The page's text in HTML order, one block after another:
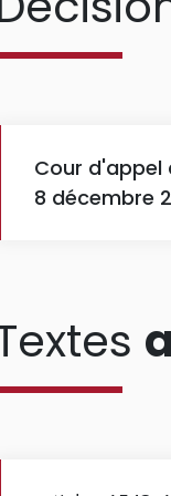
Cour
8 décembre